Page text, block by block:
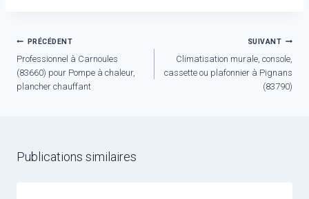
Navigation
de
l’article
PRÉCÉDENT
Professionnel à Carnoules
(83660) pour Pompe à chaleur,
plancher chauffant
SUIVANT
Climatisation murale, console,
cassette ou plafonnier à Pignans
(83790)
Publications similaires